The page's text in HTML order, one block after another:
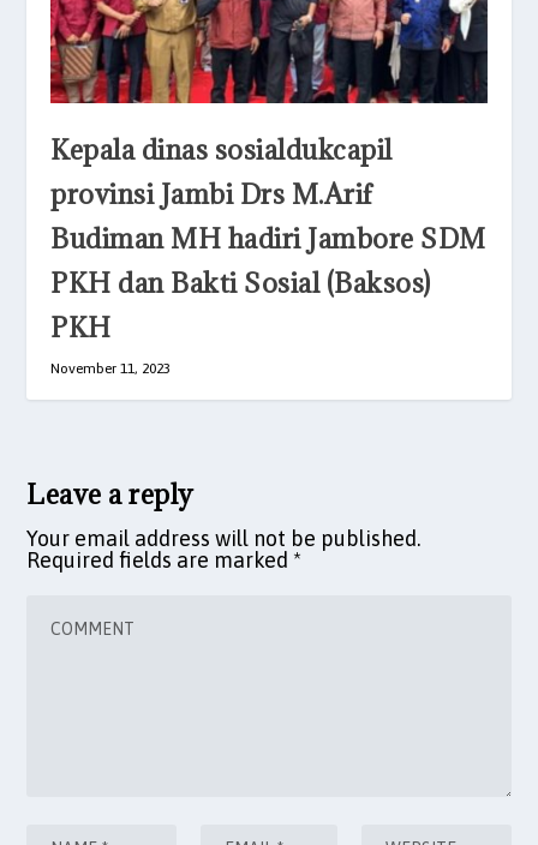
Kepala dinas sosialdukcapil
provinsi Jambi Drs M.Arif
Budiman MH hadiri Jambore SDM
PKH dan Bakti Sosial (Baksos)
PKH
November 11, 2023
Leave a reply
Your email address will not be published.
Required fields are marked *